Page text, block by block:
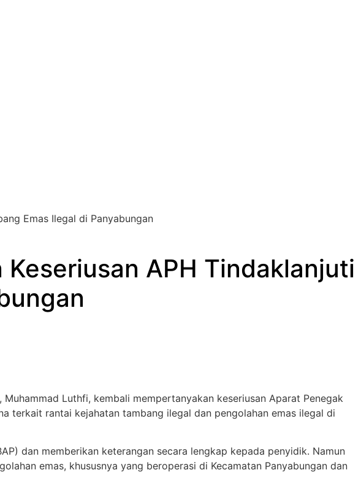
Emas Ilegal di Panyabungan
APH Tindaklanjuti
Luthfi, kembali mempertanyakan keseriusan Aparat Penegak
terkait rantai kejahatan tambang ilegal dan pengolahan emas ilegal di
dan memberikan keterangan secara lengkap kepada penyidik. Namun
emas, khususnya yang beroperasi di Kecamatan Panyabungan dan